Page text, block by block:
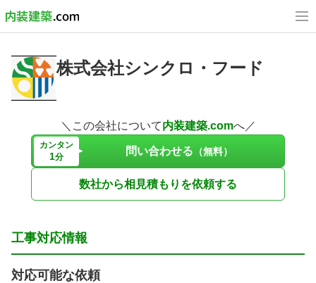
株式会社シンクロ・フード
＼この会社について内装建築.comへ／
カンタン
1分 問い合わせる （無料）
数社から相見積もりを依頼する
工事対応情報
対応可能な依頼